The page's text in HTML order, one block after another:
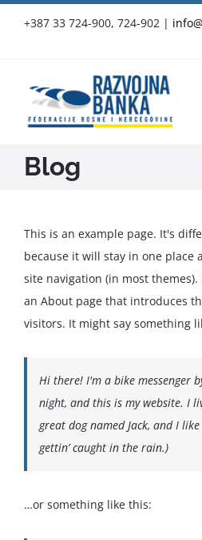
+387 33 724-900, 724-902 |
Blog
This is an example page. It's
because it will stay in one place
site navigation (in most
an About page that introduces
visitors. It might say something
Hi there! I'm a bike messenger
night, and this is my website. I
great dog named Jack, and I
gettin’ caught in the rain.)
…or something like this: